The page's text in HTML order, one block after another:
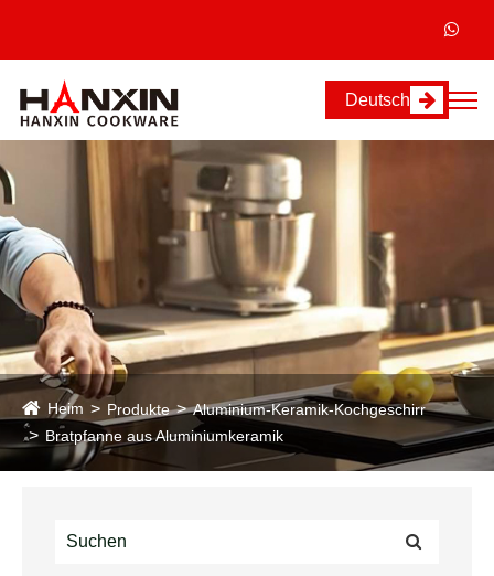
Deutsch
Heim Produkte
Aluminium-Keramik-Kochgeschirr
Bratpfanne aus Aluminiumkeramik